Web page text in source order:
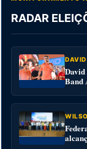
RADAR
Band